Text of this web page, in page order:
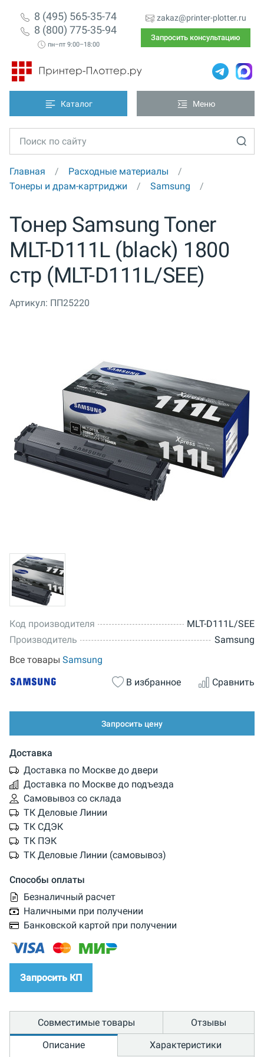
8 (495) 565-35-74
8 (800) 775-35-94
пн–пт 9:00–18:00
zakaz@printer-plotter.ru
Запросить консультацию
Каталог Меню
Главная
Расходные материалы
Тонеры и драм-картриджи
Samsung
Тонер Samsung Toner
MLT-D111L (black) 1800
стр (MLT-D111L/SEE)
Артикул: ПП25220
Код производителя
MLT-D111L/SEE
Производитель
Samsung
Все товары Samsung
В избранное
Сравнить
Запросить цену
Доставка
Доставка по Москве до двери
Доставка по Москве до подъезда
Самовывоз со склада
ТК Деловые Линии
ТК СДЭК
ТК ПЭК
ТК Деловые Линии (самовывоз)
Способы оплаты
Безналичный расчет
Наличными при получении
Банковской картой при получении
Запросить КП
Совместимые товары
Отзывы
Описание
Характеристики